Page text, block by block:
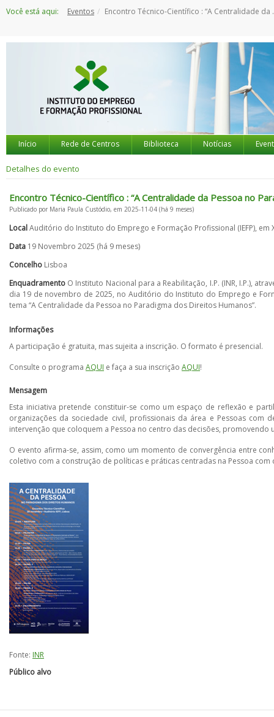
paraVocê está aqui: Eventos Encontro Técnico-Científico : “A Centralidade da Pessoa no Paradigma dos Direitos Humanos”
Início Rede de Centros Biblioteca Notícias
Detalhes do evento
Encontro Técnico-Científico : “A Centralidade da Pessoa no
Publicado por Maria Paula Custódio, em 2025-11-04 (há 9 meses)
LocalAuditório do Instituto do Emprego e Formação Profissional (IEFP), em
Data 19 Novembro 2025 (há 9 meses)
Concelho Lisboa
Enquadramento O Instituto Nacional para a Reabilitação, I.P. (INR, I.P.),
dia 19 de novembro de 2025, no Auditório do Instituto do Emprego e
tema “A Centralidade da Pessoa no Paradigma dos Direitos Humanos”.
Informações
A participação é gratuita, mas sujeita a inscrição. O formato é presencial.
Consulte o programa AQUI e faça a sua inscrição AQUI!
Mensagem
Esta iniciativa pretende constituir-se como um espaço de reflexão e
organizações da sociedade civil, profissionais da área e Pessoas
intervenção que coloquem a Pessoa no centro das decisões,
O evento afirma-se, assim, como um momento de convergência entre
coletivo com a construção de políticas e práticas centradas na Pessoa
Fonte: INR
Público alvo